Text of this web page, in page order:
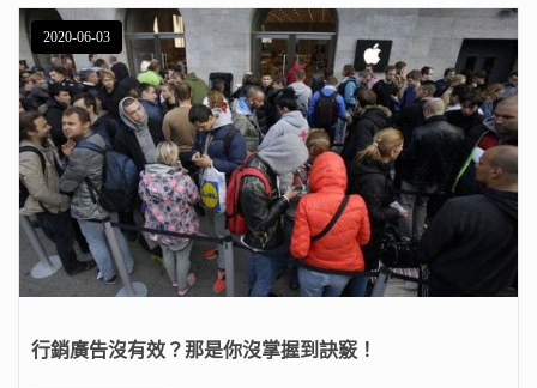
2020-06-03
行銷廣告沒有效？那是你沒掌握到訣竅！